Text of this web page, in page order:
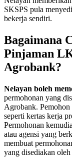
SKSPS pula
bekerja sendiri.
Bagaimana
Pinjaman
Agrobank?
Nelayan boleh
permohonan yang
Agrobank.
seperti kertas kerja
Permohonan
atau agensi yang
membuat
yang disediakan